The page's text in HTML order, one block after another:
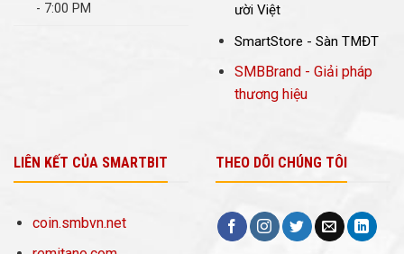
- 7:00 PM
ười Việt
SmartStore - Sàn TMĐT
SMBBrand - Giải pháp
thương hiệu
LIÊN KẾT CỦA SMARTBIT
coin.smbvn.net
THEO DÕI CHÚNG TÔI